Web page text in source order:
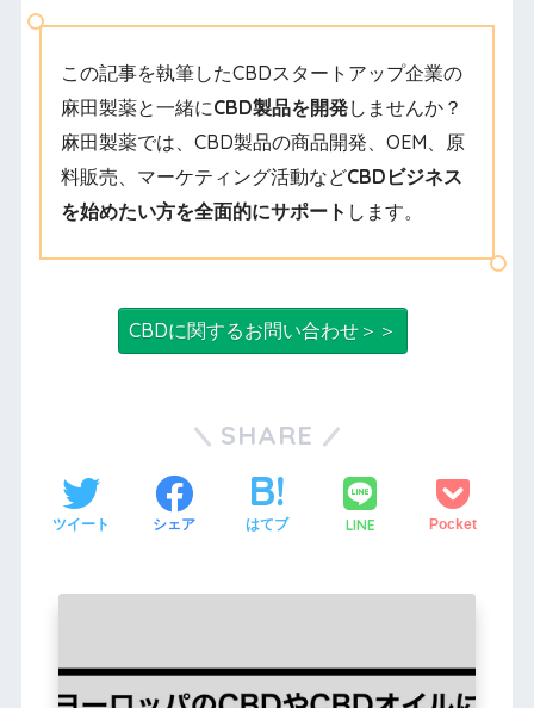
この記事を執筆したCBDスタートアップ企業の
麻田製薬と一緒にCBD製品を開発しませんか？
麻田製薬では、CBD製品の商品開発、OEM、原
料販売、マーケティング活動などCBDビジネス
を始めたい方を全面的にサポート します。
CBDに関するお問い合わせ＞＞
SHARE
ツイート シェア はてブ LINE Pocket